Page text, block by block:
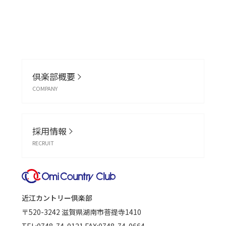
倶楽部概要
COMPANY
採用情報
RECRUIT
近江カントリー倶楽部
〒520-3242 滋賀県湖南市菩提寺1410